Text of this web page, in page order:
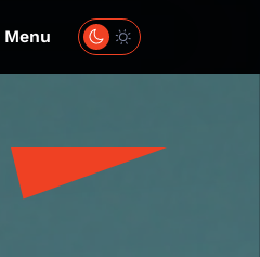
Menu